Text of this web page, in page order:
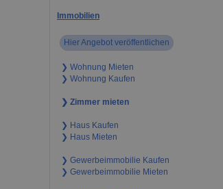
Immobilien
Hier Angebot veröffentlichen
❯ Wohnung Mieten
❯ Wohnung Kaufen
❯ Zimmer mieten
❯ Haus Kaufen
❯ Haus Mieten
❯ Gewerbeimmobilie Kaufen
❯ Gewerbeimmobilie Mieten